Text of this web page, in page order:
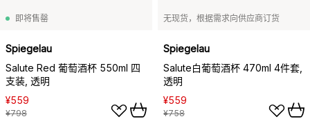
即将售罄
Spiegelau
Salute Red 葡萄酒杯 550ml 四
支装, 透明
¥559
¥798
无现货，根据需求向供应商订货
Spiegelau
Salute白葡萄酒杯 470ml 4件套,
透明
¥559
¥758